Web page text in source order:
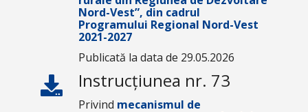
Nord-Vest”, din cadrul
Programului Regional Nord-Vest
2021-2027
Publicată la data de 29.05.2026
Instrucțiunea nr. 73
Privind mecanismul de